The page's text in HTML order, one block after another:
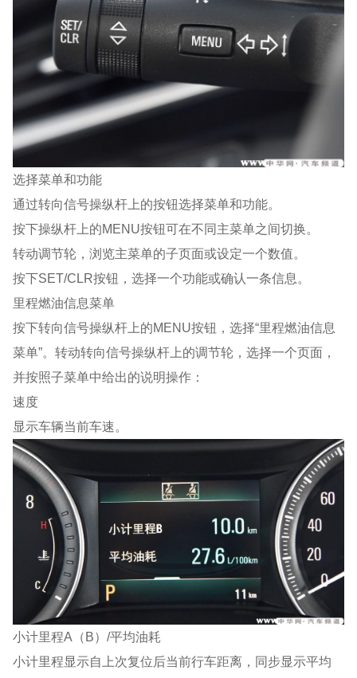
选择菜单和功能
通过转向信号操纵杆上的按钮选择菜单和功能。
按下操纵杆上的MENU按钮可在不同主菜单之间切换。
转动调节轮，浏览主菜单的子页面或设定一个数值。
按下SET/CLR按钮，选择一个功能或确认一条信息。
里程燃油信息菜单
按下转向信号操纵杆上的MENU按钮，选择“里程燃油信息
菜单”。转动转向信号操纵杆上的调节轮，选择一个页面，
并按照子菜单中给出的说明操作：
速度
显示车辆当前车速。
小计里程A（B）/平均油耗
小计里程显示自上次复位后当前行车距离，同步显示平均